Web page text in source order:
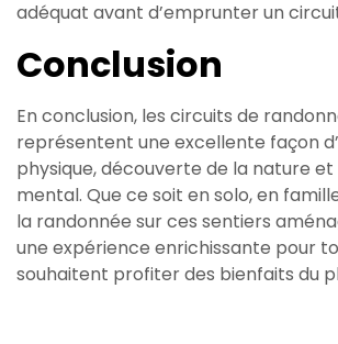
adéquat avant d’emprunter un
Conclusion
En conclusion, les circuits de
représentent une excellente façon
physique, découverte de la nature
mental. Que ce soit en solo, en
la randonnée sur ces sentiers
une expérience enrichissante pour
souhaitent profiter des bienfaits du